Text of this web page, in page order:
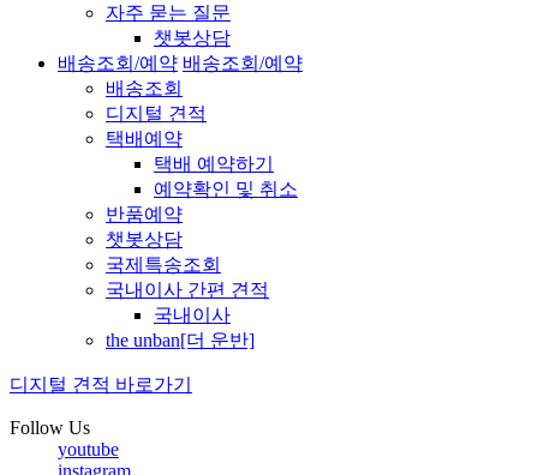
자주 묻는 질문
챗봇상담
배송조회/예약 배송조회/예약
배송조회
디지털 견적
택배예약
택배 예약하기
예약확인 및 취소
반품예약
챗봇상담
국제특송조회
국내이사 간편 견적
국내이사
the unban[더 운반]
디지털 견적 바로가기
Follow Us
youtube
instagram